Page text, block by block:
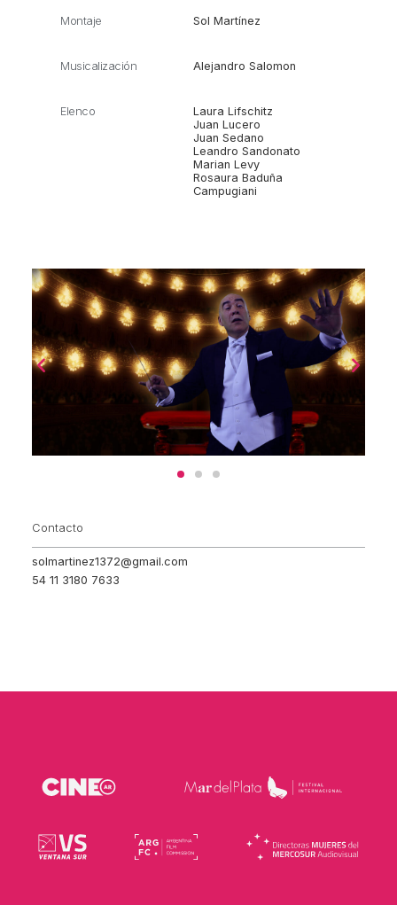
Montaje Sol Martínez
Musicalización Alejandro Salomon
Elenco
Laura Lifschitz
Juan Lucero
Juan Sedano
Leandro Sandonato
Marian Levy
Rosaura Baduña
Campugiani
Contacto
solmartinez1372@gmail.com
54 11 3180 7633